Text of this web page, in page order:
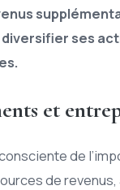
ses
et
de
de